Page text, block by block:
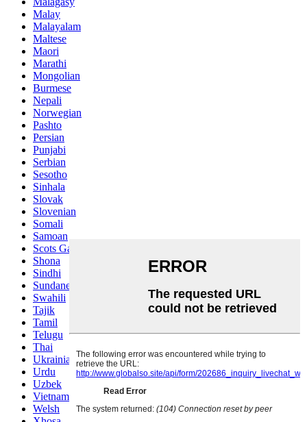
Malay
Malayalam
Maltese
Maori
Marathi
Mongolian
Burmese
Nepali
Norwegian
Pashto
Persian
Punjabi
Serbian
Sesotho
Sinhala
Slovak
Slovenian
Somali
Samoan
Scots Gaelic
Shona
Sindhi
Sundanese
Swahili
Tajik
Tamil
Telugu
Thai
Ukrainian
Urdu
Uzbek
Vietnamese
Welsh